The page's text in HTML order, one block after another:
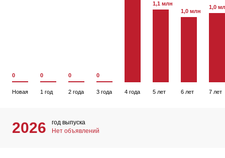
0
Новая
0
1 год
0
2 года
0
3 года 4 года
1,1 млн
5 лет
1,0 млн
6 лет
1,0
7 лет
2026
год выпуска
Нет объявлений